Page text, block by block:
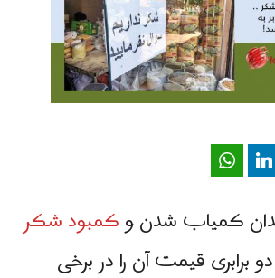
Pinterest
LinkedIn
کمیاب شدن وکمبود شکر
برابری قیمت آن را در برخی